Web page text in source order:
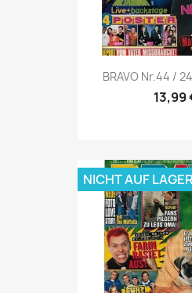

BRAVO Nr.44 /
13,99
NICHT AUF LAGER